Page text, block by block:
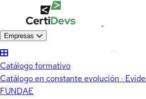
Empresas
Catálogo formativo
Catálogo en constante evolución ·
FUNDAE